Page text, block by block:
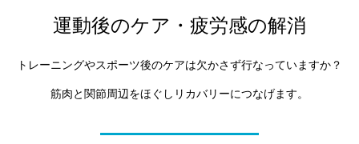
運動後のケア・疲労感の解消
トレーニングやスポーツ後のケアは欠かさず行なっていますか？
筋肉と関節周辺をほぐしリカバリーにつなげます。